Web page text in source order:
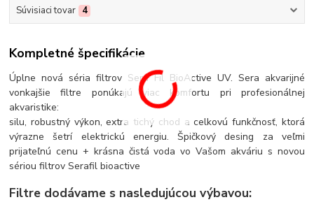
Súvisiaci tovar 4
Kompletné špecifikácie
Úplne nová séria filtrov Sera Fil BioActive UV. Sera akvarijné
vonkajšie filtre ponúkajú viac komfortu pri profesionálnej
akvaristike:
silu, robustný výkon, extra tichý chod a celkovú funkčnosť, ktorá
výrazne šetrí elektrickú energiu. Špičkový desing za veľmi
prijateľnú cenu + krásna čistá voda vo Vašom akváriu s novou
sériou filtrov Serafil bioactive
Filtre dodávame s nasledujúcou výbavou: